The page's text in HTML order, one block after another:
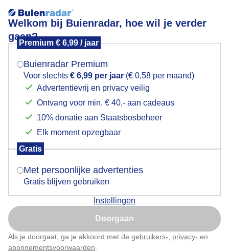
Welkom bij Buienradar, hoe wil je verder
gaan?
Premium € 6,99 / jaar
Buienradar Premium
Voor slechts € 6,99 per jaar (€ 0,58 per maand)
Advertentievrij en privacy veilig
Ontvang voor min. € 40,- aan cadeaus
10% donatie aan Staatsbosbeheer
Elk moment opzegbaar
Gratis
Met persoonlijke advertenties
Gratis blijven gebruiken
Instellingen
Doorgaan
Als je doorgaat, ga je akkoord met de gebruikers- privacy- en
abonnementsvoorwaarden
Kerk van Bedoin
Frankrijk en weinig wind
Door: Corinne de Kroon
Mogen we je locatie gebruiken voor het
Indien je hier nog geen akkoord op hebt gegeven,
verschijnt er zo een pop-up uit je browser waarin
Is goed, toon de popup
Nu niet, misschien later
Klik hierom dit aan te passen